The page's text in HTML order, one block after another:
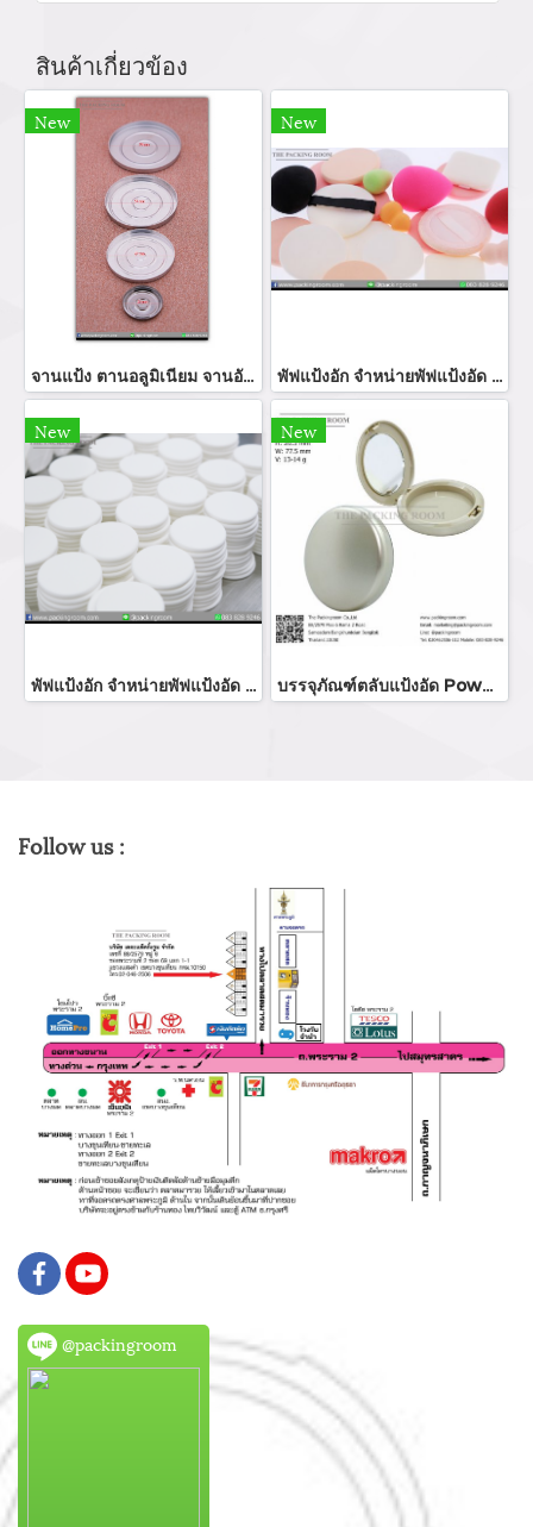
สินค้าเกี่ยวข้อง
New
จานแป้ง ตานอลูมิเนียม จานอัดแป้ง จานแป้งอัเทรงกลม โรงงานิบตจานแป้งอัดจานแแ้งพัฟ จำหน่อายจานแป้งทุกขนาด
New
พัฟแป้งอัก จำหน่ายพัฟแป้งอัด SBR แต่งหน้าฟองน้ำผู้ผลิตพัฟสมูทสแควร์ NBR/SBR แป้งพัฟ พัฟฉลากส่วนตัว NBR แป้งพัฟรอบแต่งหน้าฟองน้ำ
New
พัฟแป้งอัก จำหน่ายพัฟแป้งอัด SBR แต่งหน้าฟองน้ำผู้ผลิตพัฟสมูทสแควร์ NBR/SBR แป้งพัฟ พัฟฉลากส่วนตัว NBR แป้งพัฟรอบแต่งหน้าฟองน้ำ
New
บรรจุภัณฑ์ตลับแป้งอัด Powder packaging / powder case ตลับแป้งพัฟ แป้งอัดแข็ง จำหน่ายบรรจุภัณฑ์เครื่องสำอางรรจุภัณฑ์เครื่องสำอางทุกประเภท
Follow us :
@packingroom